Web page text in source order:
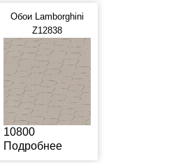
Обои Lamborghini
Z12838
10800
Подробнее